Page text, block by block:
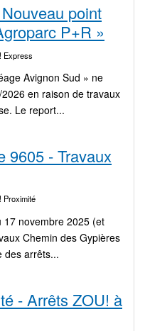
point
P+R »
Express
Avignon Sud » ne
en raison de travaux
Le report...
9605 - Travaux
Proximité
17 novembre 2025 (et
Chemin des Gypières
des arrêts...
- Arrêts ZOU! à